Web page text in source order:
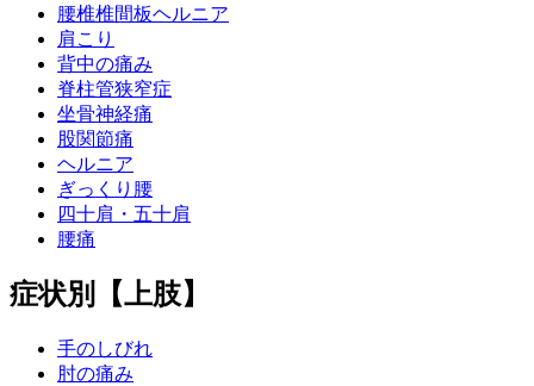
腰椎椎間板ヘルニア
肩こり
背中の痛み
脊柱管狭窄症
坐骨神経痛
股関節痛
ヘルニア
ぎっくり腰
四十肩・五十肩
腰痛
症状別【上肢】
手のしびれ
肘の痛み